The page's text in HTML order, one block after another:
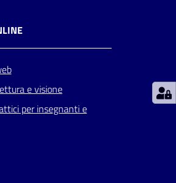
e visione
per insegnanti e